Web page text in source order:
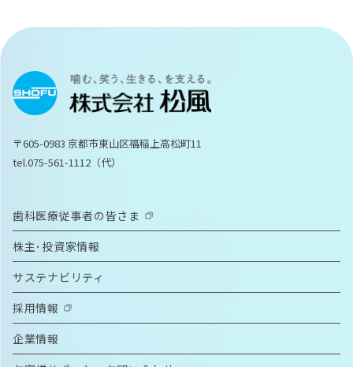
〒605-0983 京都市東山区福稲上高松町11
tel.075-561-1112（代）
歯科医療従事者の皆さま
株主･投資家情報
サステナビリティ
採用情報
企業情報